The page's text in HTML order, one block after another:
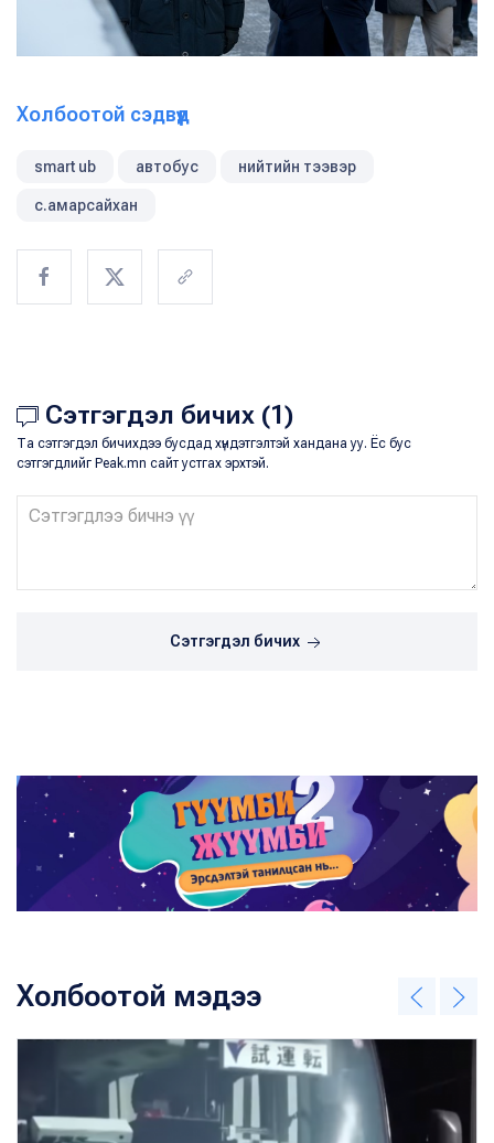
Холбоотой сэдвүүд
smart ub автобус нийтийн тээвэр
с.амарсайхан
Сэтгэгдэл бичих (1)
Та сэтгэгдэл бичихдээ бусдад хүндэтгэлтэй хандана уу. Ёс бус
сэтгэгдлийг Peak.mn сайт устгах эрхтэй.
Сэтгэгдэл бичих
Холбоотой мэдээ